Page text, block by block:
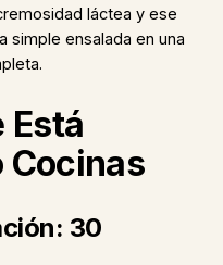
láctea y ese
simple ensalada en una
Está
Cocinas
30